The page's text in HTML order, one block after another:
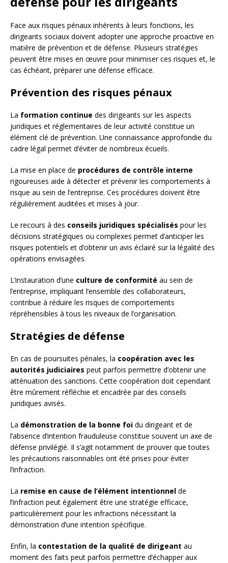
Face aux risques pénaux inhérents à leurs fonctions, les
dirigeants sociaux doivent adopter une approche proactive en
matière de prévention et de défense. Plusieurs stratégies
peuvent être mises en œuvre pour minimiser ces risques et, le
cas échéant, préparer une défense efficace.
Prévention des risques pénaux
La formation continue des dirigeants sur les aspects
juridiques et réglementaires de leur activité constitue un
élément clé de prévention. Une connaissance approfondie du
cadre légal permet d’éviter de nombreux écueils.
La mise en place de procédures de contrôle interne
rigoureuses aide à détecter et prévenir les comportements à
risque au sein de l’entreprise. Ces procédures doivent être
régulièrement auditées et mises à jour.
Le recours à des conseils juridiques spécialisés pour les
décisions stratégiques ou complexes permet d’anticiper les
risques potentiels et d’obtenir un avis éclairé sur la légalité des
opérations envisagées.
L’instauration d’une culture de conformité au sein de
l’entreprise, impliquant l’ensemble des collaborateurs,
contribue à réduire les risques de comportements
répréhensibles à tous les niveaux de l’organisation.
Stratégies de défense
En cas de poursuites pénales, la coopération avec les
autorités judiciaires peut parfois permettre d’obtenir une
atténuation des sanctions. Cette coopération doit cependant
être mûrement réfléchie et encadrée par des conseils
juridiques avisés.
La démonstration de la bonne foi du dirigeant et de
l’absence d’intention frauduleuse constitue souvent un axe de
défense privilégié. Il s’agit notamment de prouver que toutes
les précautions raisonnables ont été prises pour éviter
l’infraction.
La remise en cause de l’élément intentionnel de
l’infraction peut également être une stratégie efficace,
particulièrement pour les infractions nécessitant la
démonstration d’une intention spécifique.
Enfin, la contestation de la qualité de dirigeant au
moment des faits peut parfois permettre d’échapper aux